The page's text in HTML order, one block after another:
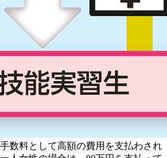
数料として高額の費用を支払わされ